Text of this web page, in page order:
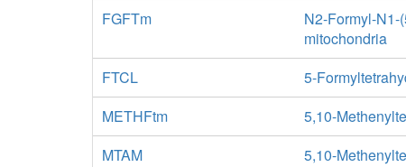
FGFTm
N2-Formyl-N1-
mitochondria
FTCL
5-
METHFtm
5,10-
MTAM
5,10-